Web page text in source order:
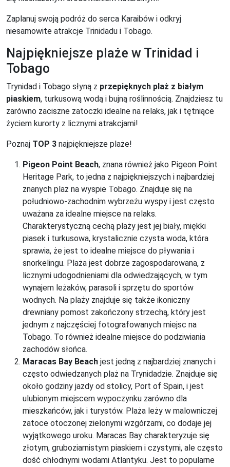
Zaplanuj swoją podróż do serca Karaibów i odkryj
niesamowite atrakcje Trinidadu i Tobago.
Najpiękniejsze plaże w Trinidad i
Tobago
Trynidad i Tobago słyną z przepięknych plaż z białym
piaskiem, turkusową wodą i bujną roślinnością. Znajdziesz tu
zarówno zaciszne zatoczki idealne na relaks, jak i tętniące
życiem kurorty z licznymi atrakcjami!
Poznaj TOP 3 najpiękniejsze plaże!
Pigeon Point Beach, znana również jako Pigeon Point
Heritage Park, to jedna z najpiękniejszych i najbardziej
znanych plaż na wyspie Tobago. Znajduje się na
południowo-zachodnim wybrzeżu wyspy i jest często
uważana za idealne miejsce na relaks.
Charakterystyczną cechą plaży jest jej biały, miękki
piasek i turkusowa, krystalicznie czysta woda, która
sprawia, że jest to idealne miejsce do pływania i
snorkelingu. Plaża jest dobrze zagospodarowana, z
licznymi udogodnieniami dla odwiedzających, w tym
wynajem leżaków, parasoli i sprzętu do sportów
wodnych. Na plaży znajduje się także ikoniczny
drewniany pomost zakończony strzechą, który jest
jednym z najczęściej fotografowanych miejsc na
Tobago. To również idealne miejsce do podziwiania
zachodów słońca.
Maracas Bay Beach jest jedną z najbardziej znanych i
często odwiedzanych plaż na Trynidadzie. Znajduje się
około godziny jazdy od stolicy, Port of Spain, i jest
ulubionym miejscem wypoczynku zarówno dla
mieszkańców, jak i turystów. Plaża leży w malowniczej
zatoce otoczonej zielonymi wzgórzami, co dodaje jej
wyjątkowego uroku. Maracas Bay charakteryzuje się
złotym, gruboziarnistym piaskiem i czystymi, ale często
dość chłodnymi wodami Atlantyku. Jest to popularne